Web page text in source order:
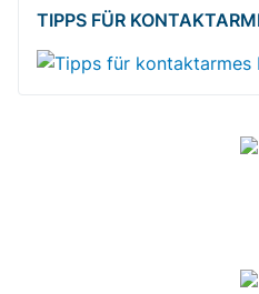
TIPPS FÜR